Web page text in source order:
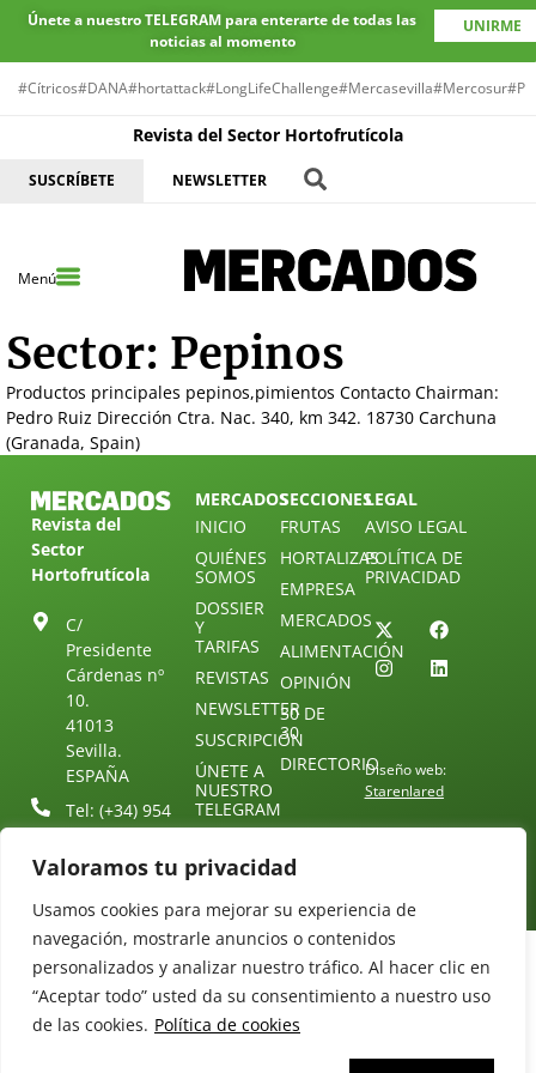
Valoramos tu privacidad
Usamos cookies para mejorar su experiencia de
navegación, mostrarle anuncios o contenidos
personalizados y analizar nuestro tráfico. Al hacer clic en
“Aceptar todo” usted da su consentimiento a nuestro uso
de las cookies. Política de cookies
Únete a nuestro TELEGRAM para enterarte de todas las
noticias al momento
UNIRME
#Cítricos#DANA#hortattack#LongLifeChallenge#Mercasevilla#Mercosur
Revista del Sector Hortofrutícola
SUSCRÍBETE NEWSLETTER
Menú
Sector: Pepinos
Productos principales pepinos,pimientos Contacto Chairman:
Pedro Ruiz Dirección Ctra. Nac. 340, km 342. 18730 Carchuna
(Granada, Spain)
Revista del
Sector
Hortofrutícola
C/
Presidente
Cárdenas nº
10.
41013
Sevilla.
ESPAÑA
Tel: (+34) 954
redaccion@revistamercados.com
MERCADOS
INICIO
QUIÉNES
SOMOS
DOSSIER
Y
TARIFAS
REVISTAS
NEWSLETTER
SUSCRIPCIÓN
ÚNETE A
NUESTRO
TELEGRAM
SECCIONES
FRUTAS
HORTALIZAS
EMPRESA
MERCADOS
ALIMENTACIÓN
OPINIÓN
30 DE
30
DIRECTORIO
LEGAL
AVISO LEGAL
POLÍTICA DE
PRIVACIDAD
Diseño web:
Starenlared